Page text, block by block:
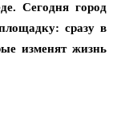
Сегодня город
сразу в
изменят жизнь